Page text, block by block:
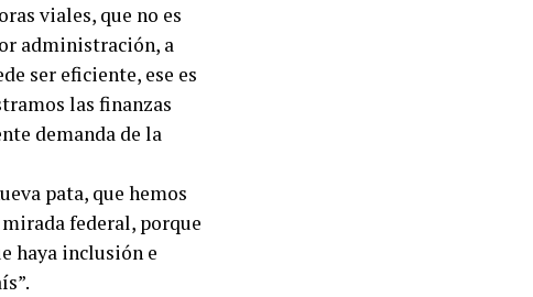
viales, que no es
administración, a
ser eficiente, ese es
las finanzas
demanda de la
pata, que hemos
federal, porque
haya inclusión e